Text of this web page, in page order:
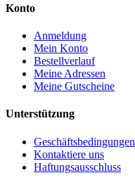
Konto
Anmeldung
Mein Konto
Bestellverlauf
Meine Adressen
Meine Gutscheine
Unterstützung
Geschäftsbedingungen
Kontaktiere uns
Haftungsausschluss